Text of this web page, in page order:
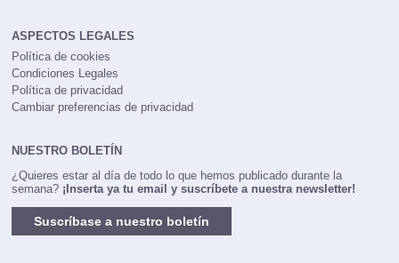
ASPECTOS LEGALES
Política de cookies
Condiciones Legales
Política de privacidad
Cambiar preferencias de privacidad
NUESTRO BOLETÍN
¿Quieres estar al día de todo lo que hemos publicado durante la
semana? ¡Inserta ya tu email y suscríbete a nuestra newsletter!
Suscríbase a nuestro boletín